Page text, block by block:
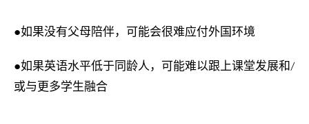
●如果没有父母陪伴，可能会很难应付外国环境
●如果英语水平低于同龄人，可能难以跟上课堂发展和/
或与更多学生融合